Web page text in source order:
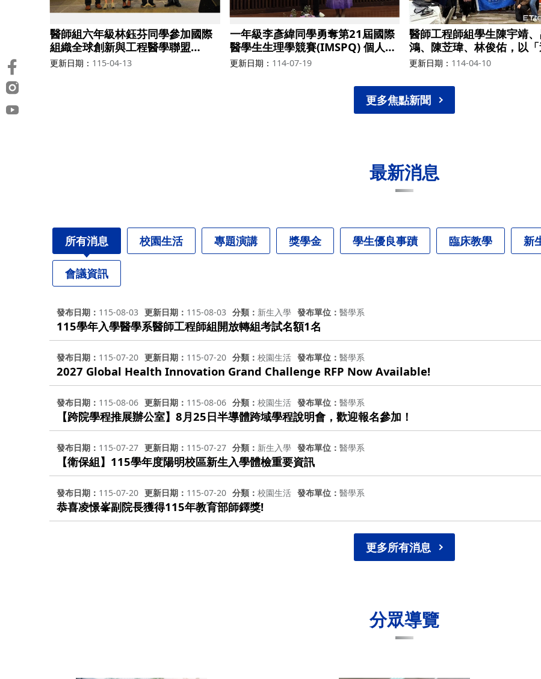
醫師組六年級林鈺芬同學參加國際
組織全球創新與工程醫學聯盟
(GCIEM)獲得第五名
更新日期 115-04-13
一年級李彥緯同學勇奪第21屆國際
醫學生生理學競賽(IMSPQ) 個人獎
第七名
更新日期 114-07-19
醫師工程師組學生陳宇靖
鴻、陳苙瑋、林俊佑，以「
EIS-AI」的創新設計，參加
新競賽，在56隊中得到第五
金25000美金
更新日期 114-04-10
更多焦點新聞
最新消息
所有消息 校園生活 專題演講 獎學金 學生優良事蹟 臨床教學 新
會議資訊
發布日期 115-08-03 更新日期 115-08-03 分類 新生入學 發布單位 醫學系
115學年入學醫學系醫師工程師組開放轉組考試名額1名
發布日期 115-07-20 更新日期 115-07-20 分類 校園生活 發布單位 醫學系
2027 Global Health Innovation Grand Challenge RFP Now Available!
發布日期 115-08-06 更新日期 115-08-06 分類 校園生活 發布單位 醫學系
【跨院學程推展辦公室】8月25日半導體跨域學程說明會，歡迎報名參加！
發布日期 115-07-27 更新日期 115-07-27 分類 新生入學 發布單位 醫學系
【衛保組】115學年度陽明校區新生入學體檢重要資訊
發布日期 115-07-20 更新日期 115-07-20 分類 校園生活 發布單位 醫學系
恭喜凌憬峯副院長獲得115年教育部師鐸獎!
更多所有消息
分眾導覽